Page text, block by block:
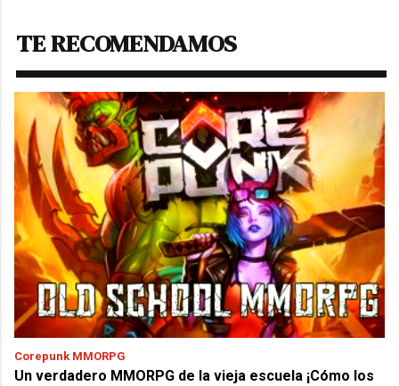
TE RECOMENDAMOS
Corepunk MMORPG
Un verdadero MMORPG de la vieja escuela ¡Cómo los